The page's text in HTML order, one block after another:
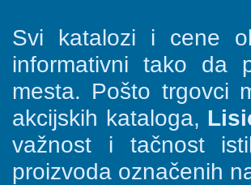
Svi katalozi i cene
informativni tako da
mesta. Pošto trgovci
akcijskih kataloga,
važnost i tačnost
proizvoda označenih